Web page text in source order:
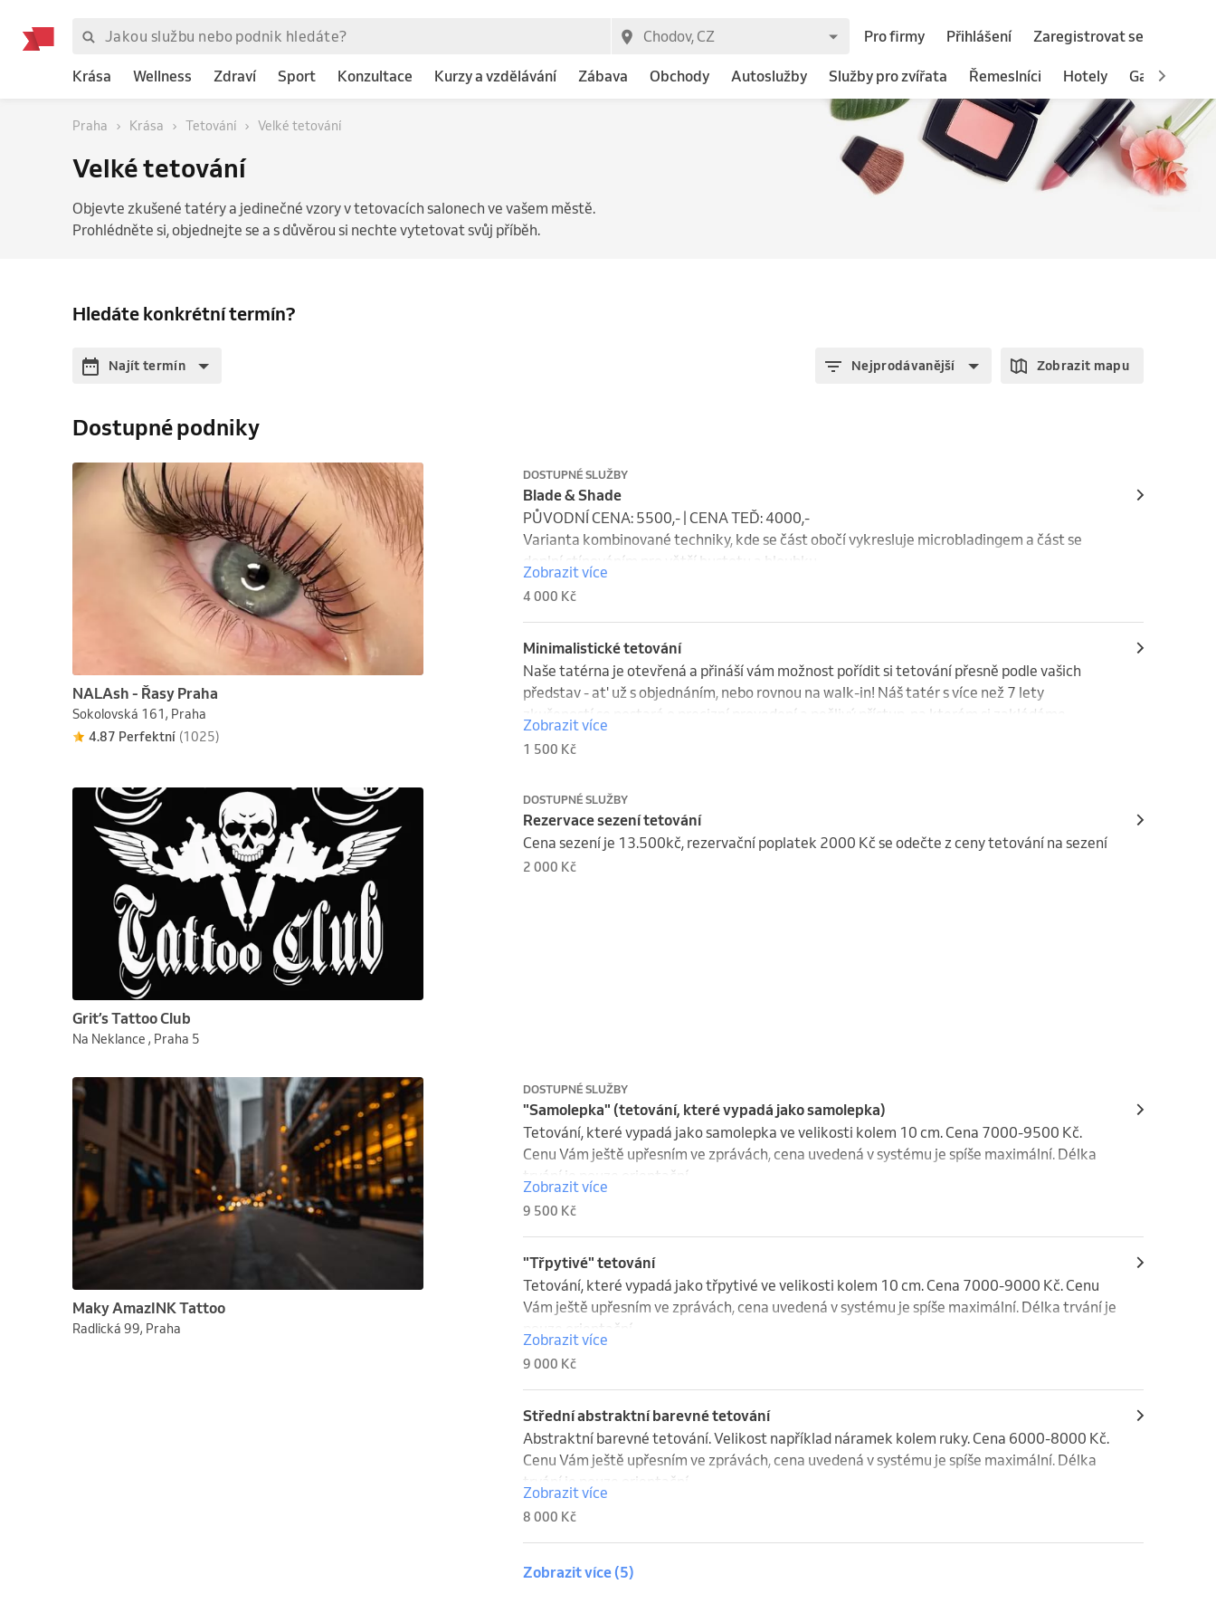
Pro firmy Přihlášení Zaregistrovat se
Krása Wellness Zdraví Sport Konzultace Kurzy a vzdělávání Zábava Obchody Autoslužby Služby pro zvířata Řemeslníci Hotely Gastronomie
Praha Krása Tetování Velké tetování
Velké tetování
Objevte zkušené tatéry a jedinečné vzory v tetovacích salonech ve vašem městě.
Prohlédněte si, objednejte se a s důvěrou si nechte vytetovat svůj příběh.
Hledáte konkrétní termín?
Najít termín Nejprodávanější Zobrazit mapu
Dostupné podniky
NALAsh - Řasy Praha
Sokolovská 161, Praha
4.87 Perfektní (1025)
DOSTUPNÉ SLUŽBY
Blade & Shade
PŮVODNÍ CENA: 5500,- | CENA TEĎ: 4000,-
Varianta kombinované techniky, kde se část obočí vykresluje microbladingem a část se
doplní stínováním pro větší hustotu a hloubku.
Zobrazit více
4 000 Kč
Minimalistické tetování
Naše tatérna je otevřená a přináší vám možnost pořídit si tetování přesně podle vašich
představ - at' už s objednáním, nebo rovnou na walk-in! Náš tatér s více než 7 lety
zkušeností se postará o precizní provedení a pečlivý přístup, na kterém si zakládáme.
Zobrazit více
1 500 Kč
Grit’s Tattoo Club
Na Neklance , Praha 5
DOSTUPNÉ SLUŽBY
Rezervace sezení tetování
Cena sezení je 13.500kč, rezervační poplatek 2000 Kč se odečte z ceny tetování na sezení
2 000 Kč
Maky AmazINK Tattoo
Radlická 99, Praha
DOSTUPNÉ SLUŽBY
"Samolepka" (tetování, které vypadá jako samolepka)
Tetování, které vypadá jako samolepka ve velikosti kolem 10 cm. Cena 7000-9500 Kč.
Cenu Vám ještě upřesním ve zprávách, cena uvedená v systému je spíše maximální. Délka
trvání je pouze orientační.
Zobrazit více
9 500 Kč
"Třpytivé" tetování
Tetování, které vypadá jako třpytivé ve velikosti kolem 10 cm. Cena 7000-9000 Kč. Cenu
Vám ještě upřesním ve zprávách, cena uvedená v systému je spíše maximální. Délka trvání je
pouze orientační.
Zobrazit více
9 000 Kč
Střední abstraktní barevné tetování
Abstraktní barevné tetování. Velikost například náramek kolem ruky. Cena 6000-8000 Kč.
Cenu Vám ještě upřesním ve zprávách, cena uvedená v systému je spíše maximální. Délka
trvání je pouze orientační.
Zobrazit více
8 000 Kč
Zobrazit více(5)